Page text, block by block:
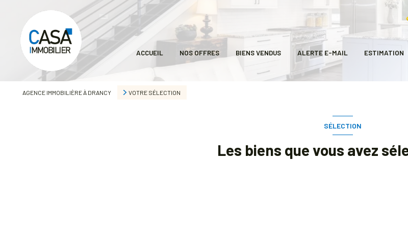
ACCUEIL NOS OFFRES BIENS VENDUS ALERTE E-MAIL ESTIMATION
AGENCE IMMOBILIÈRE À DRANCY VOTRE SÉLECTION
SÉLECTION
Les biens que vous avez